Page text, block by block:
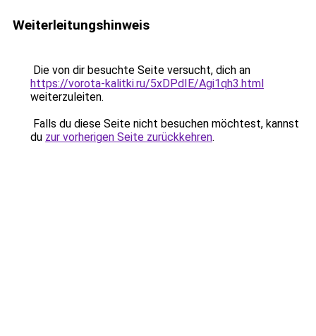
Weiterleitungshinweis
Die von dir besuchte Seite versucht, dich an
https://vorota-kalitki.ru/5xDPdIE/Agi1qh3.html
weiterzuleiten.
Falls du diese Seite nicht besuchen möchtest, kannst
du zur vorherigen Seite zurückkehren.